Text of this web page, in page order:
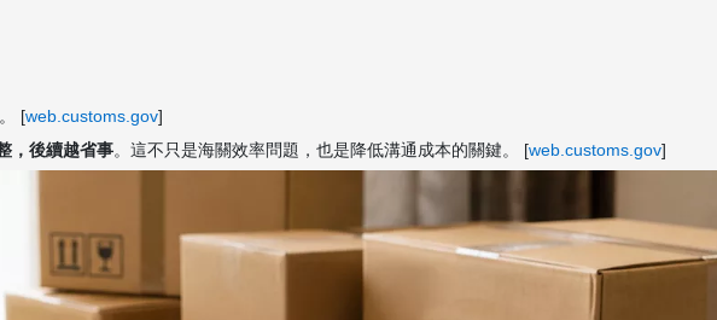
[web.customs.gov]
，後續越省事。這不只是海關效率問題，也是降低溝通成本的關鍵。 [web.customs.gov]